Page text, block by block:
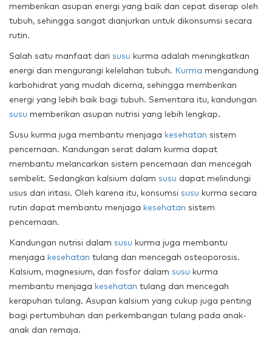
memberikan asupan energi yang baik dan cepat diserap oleh
tubuh, sehingga sangat dianjurkan untuk dikonsumsi secara
rutin.
Salah satu manfaat dari susu kurma adalah meningkatkan
energi dan mengurangi kelelahan tubuh. Kurma mengandung
karbohidrat yang mudah dicerna, sehingga memberikan
energi yang lebih baik bagi tubuh. Sementara itu, kandungan
susu memberikan asupan nutrisi yang lebih lengkap.
Susu kurma juga membantu menjaga kesehatan sistem
pencernaan. Kandungan serat dalam kurma dapat
membantu melancarkan sistem pencernaan dan mencegah
sembelit. Sedangkan kalsium dalam susu dapat melindungi
usus dari iritasi. Oleh karena itu, konsumsi susu kurma secara
rutin dapat membantu menjaga kesehatan sistem
pencernaan.
Kandungan nutrisi dalam susu kurma juga membantu
menjaga kesehatan tulang dan mencegah osteoporosis.
Kalsium, magnesium, dan fosfor dalam susu kurma
membantu menjaga kesehatan tulang dan mencegah
kerapuhan tulang. Asupan kalsium yang cukup juga penting
bagi pertumbuhan dan perkembangan tulang pada anak-
anak dan remaja.